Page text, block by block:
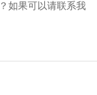
如果可以请联系我